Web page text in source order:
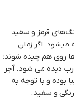
قرمز و سفید
میشود. اگر زمان
روی هم چیده شوند؛
دیده می شود. آجر
بوده و با توجه به
رنگی و سفید.